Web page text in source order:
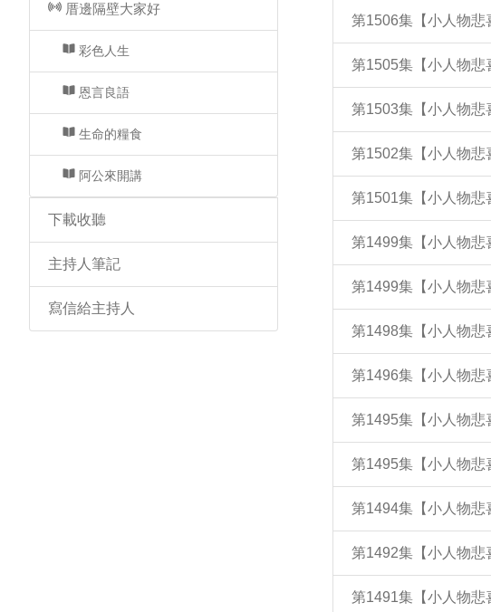
厝邊隔壁大家好
彩色人生
恩言良語
生命的糧食
阿公來開講
下載收聽
主持人筆記
寫信給主持人
第1506集【小人物悲
第1505集【小人物悲
第1503集【小人物悲
第1502集【小人物悲
第1501集【小人物悲
第1499集【小人物悲
第1499集【小人物悲
第1498集【小人物悲
第1496集【小人物悲
第1495集【小人物悲
第1495集【小人物悲
第1494集【小人物悲
第1492集【小人物悲
第1491集【小人物悲